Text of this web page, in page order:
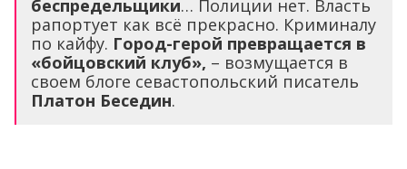
беспредельщики… Полиции нет. Власть
рапортует как всё прекрасно. Криминалу
по кайфу. Город-герой превращается в
«бойцовский клуб», – возмущается в
своем блоге севастопольский писатель
Платон Беседин.